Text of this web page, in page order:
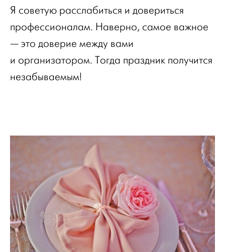
Я советую расслабиться и довериться
профессионалам. Наверно, самое важное
— это доверие между вами
и организатором. Тогда праздник получится
незабываемым!